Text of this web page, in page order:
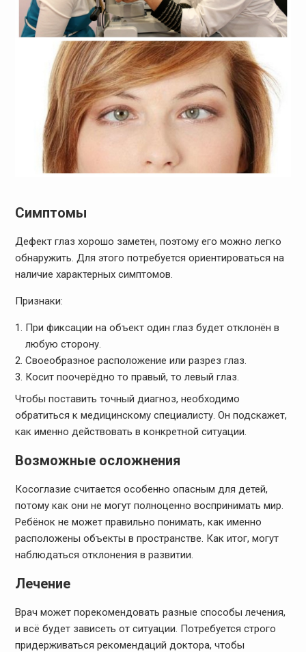
Симптомы
Дефект глаз хорошо заметен, поэтому его можно легко
обнаружить. Для этого потребуется ориентироваться на
наличие характерных симптомов.
Признаки:
При фиксации на объект один глаз будет отклонён в
любую сторону.
Своеобразное расположение или разрез глаз.
Косит поочерёдно то правый, то левый глаз.
Чтобы поставить точный диагноз, необходимо
обратиться к медицинскому специалисту. Он подскажет,
как именно действовать в конкретной ситуации.
Возможные осложнения
Косоглазие считается особенно опасным для детей,
потому как они не могут полноценно воспринимать мир.
Ребёнок не может правильно понимать, как именно
расположены объекты в пространстве. Как итог, могут
наблюдаться отклонения в развитии.
Лечение
Врач может порекомендовать разные способы лечения,
и всё будет зависеть от ситуации. Потребуется строго
придерживаться рекомендаций доктора, чтобы